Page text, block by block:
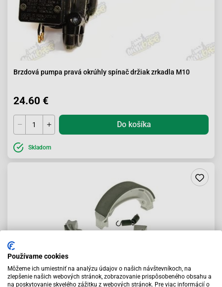
Brzdová pumpa pravá okrúhly spínač držiak zrkadla M10
24.60 €
Do košíka
Skladom
Používame cookies
Môžeme ich umiestniť na analýzu údajov o našich návštevníkoch, na
zlepšenie našich webových stránok, zobrazovanie prispôsobeného obsahu a
na poskytovanie skvelého zážitku z webových stránok. Pre viac informácií o